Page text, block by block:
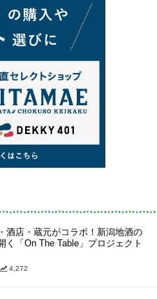
酒店・蔵元がコラボ！新潟地酒の
く「On The Table」プロジェクト
4,272